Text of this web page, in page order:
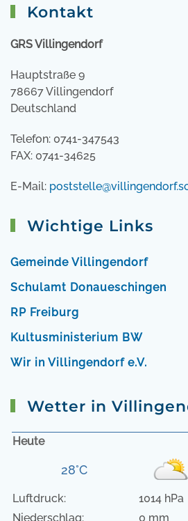
Kontakt
GRS Villingendorf
Hauptstraße 9
78667 Villingendorf
Deutschland
Telefon: 0741-347543
FAX: 0741-34625
E-Mail:
Wichtige Links
Gemeinde Villingendorf
Schulamt Donaueschingen
RP Freiburg
Kultusministerium BW
Wir in Villingendorf e.V.
Wetter in
Heute
28°C
Luftdruck:
1014 hPa
Niederschlag:
0 mm